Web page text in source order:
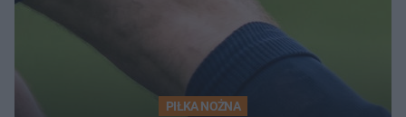
PIŁKA NOŻNA